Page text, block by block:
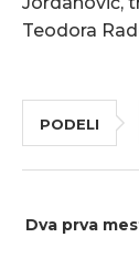
Teodora
PODELI
Dva prva